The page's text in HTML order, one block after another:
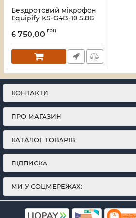
Бездротовий мікрофон
Equipify KS-G4B-10 5.8G
(шумозаглушення,
Артикул:46_19226
6 750,00 грн
КОНТАКТИ
ПРО МАГАЗИН
КАТАЛОГ ТОВАРІВ
ПІДПИСКА
МИ У СОЦМЕРЕЖАХ: